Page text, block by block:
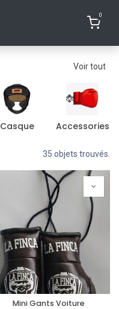
0
Voir tout
Casque Accessories
35 objets trouvés.
Mini Gants Voiture